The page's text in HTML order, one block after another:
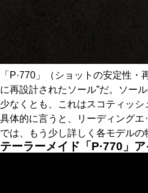
「P·770」（ショットの安定性
に再設計されたソール”だ。ソー
少なくとも、これはスコティッ
具体的に言うと、リーディング
では、もう少し詳しく各モデルの
テーラーメイド「P·770」